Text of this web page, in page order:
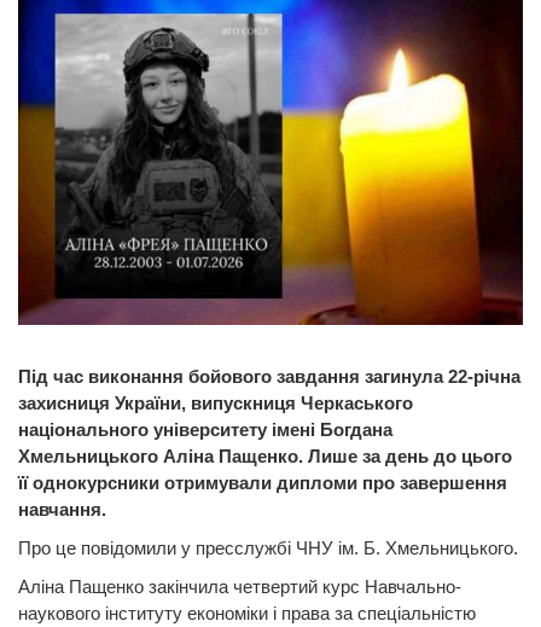
Під час виконання бойового завдання загинула 22-річна
захисниця України, випускниця Черкаського
національного університету імені Богдана
Хмельницького Аліна Пащенко. Лише за день до цього
її однокурсники отримували дипломи про завершення
навчання.
Про це повідомили у пресслужбі ЧНУ ім. Б. Хмельницького.
Аліна Пащенко закінчила четвертий курс Навчально-
наукового інституту економіки і права за спеціальністю